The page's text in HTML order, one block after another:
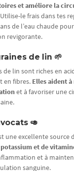
et améliore la
Utilise-le frais dans tes
de l’eau chaude
revigorante.
de lin 🌱
de lin sont riches en
en fibres. Elles aident
et à favoriser une
🥑
une excellente source
et de
et à
sanguine.